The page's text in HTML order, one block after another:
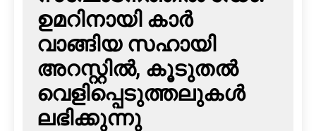
ഉമറിനായി കാര്‍
വാങ്ങിയ സഹായി
അറസ്റ്റില്‍, കൂടുതല്‍
വെളിപ്പെടുത്തലുകള്‍
ലഭിക്കുന്നു